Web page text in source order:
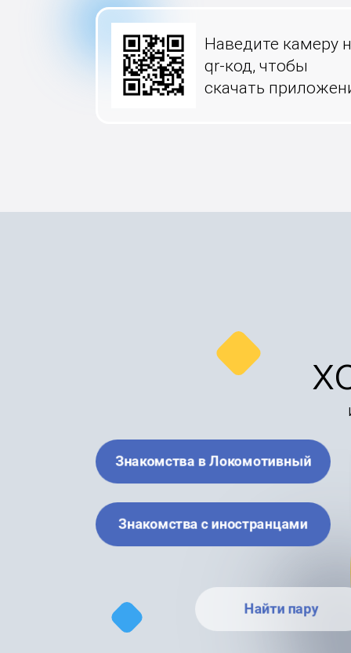
Наведите камеру
qr-код, чтобы
скачать
Знакомства в Локомотивный
Знакомства с иностранцами
Найти пару